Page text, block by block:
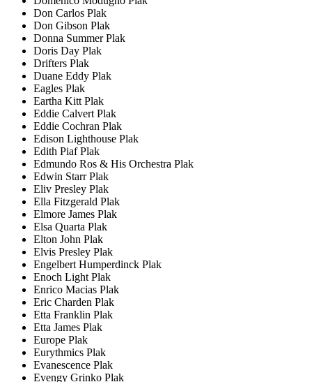
Don Carlos Plak
Don Gibson Plak
Donna Summer Plak
Doris Day Plak
Drifters Plak
Duane Eddy Plak
Eagles Plak
Eartha Kitt Plak
Eddie Calvert Plak
Eddie Cochran Plak
Edison Lighthouse Plak
Edith Piaf Plak
Edmundo Ros & His Orchestra Plak
Edwin Starr Plak
Eliv Presley Plak
Ella Fitzgerald Plak
Elmore James Plak
Elsa Quarta Plak
Elton John Plak
Elvis Presley Plak
Engelbert Humperdinck Plak
Enoch Light Plak
Enrico Macias Plak
Eric Charden Plak
Etta Franklin Plak
Etta James Plak
Europe Plak
Eurythmics Plak
Evanescence Plak
Evengy Grinko Plak